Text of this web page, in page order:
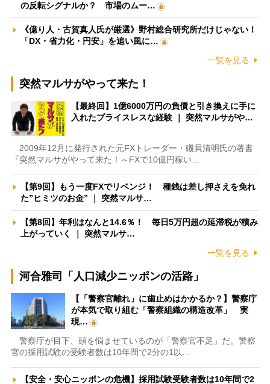
の反転シグナルか？ 市場のムー…
《億り人・古賀真人氏が厳選》野村総合研究所だけじゃない！
「DX・省力化・円安」を追い風に…
一覧を見る
突然マルサがやって来た！
【最終回】1億6000万円の負債と引き換えに手に
入れたプライスレスな経験 ｜ 突然マルサがや…
2009年12月に発行された元FXトレーダー・磯貝清明氏の著書
『突然マルサがやって来た！～FXで10億円稼い…
【第9回】もう一度FXでリベンジ！ 種銭は差し押さえを免れ
た”ヒミツのお金” ｜ 突然マルサ…
【第8回】年利はなんと14.6％！ 毎日5万円超の延滞税が積み
上がっていく ｜ 突然マルサ…
一覧を見る
河合雅司「人口減少ニッポンの活路」
【「警察官離れ」に歯止めはかかるか？】警察庁
が本気で取り組む「警察組織の構造改革」 実
現…
警察庁が目下、頭を悩ませているのが「警察官不足」だ。警察
官の採用試験の受験者数は10年間で2分の1以…
【安全・安心ニッポンの危機】採用試験受験者数は10年間で2